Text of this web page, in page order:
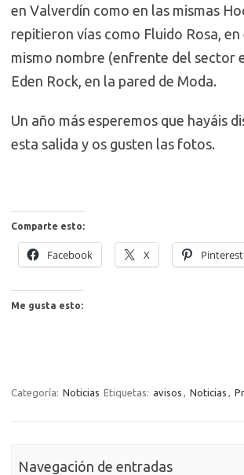
en Valverdín como en las mismas
repitieron vías como Fluido Rosa,
mismo nombre (enfrente del sector
Eden Rock, en la pared de Moda.
Un año más esperemos que hayáis
esta salida y os gusten las fotos.
Comparte esto:
Facebook X Pinterest
Me gusta esto:
Categoría: Noticias Etiquetas: avisos , Noticias ,
Navegación de entradas